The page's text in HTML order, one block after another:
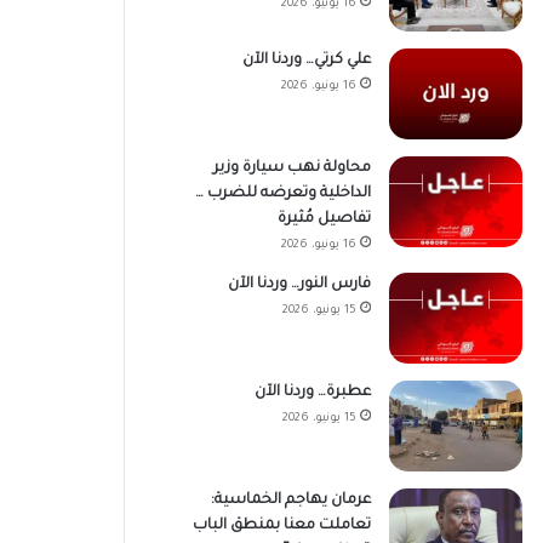
16 يونيو، 2026
علي كرتي… وردنا الآن
16 يونيو، 2026
محاولة نهب سيارة وزير
الداخلية وتعرضه للضرب …
تفاصيل مُثيرة
16 يونيو، 2026
فارس النور… وردنا الآن
15 يونيو، 2026
عطبرة… وردنا الآن
15 يونيو، 2026
عرمان يهاجم الخماسية:
تعاملت معنا بمنطق الباب